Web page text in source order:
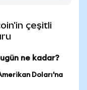
çeşitli
ne kadar?
Doları'na